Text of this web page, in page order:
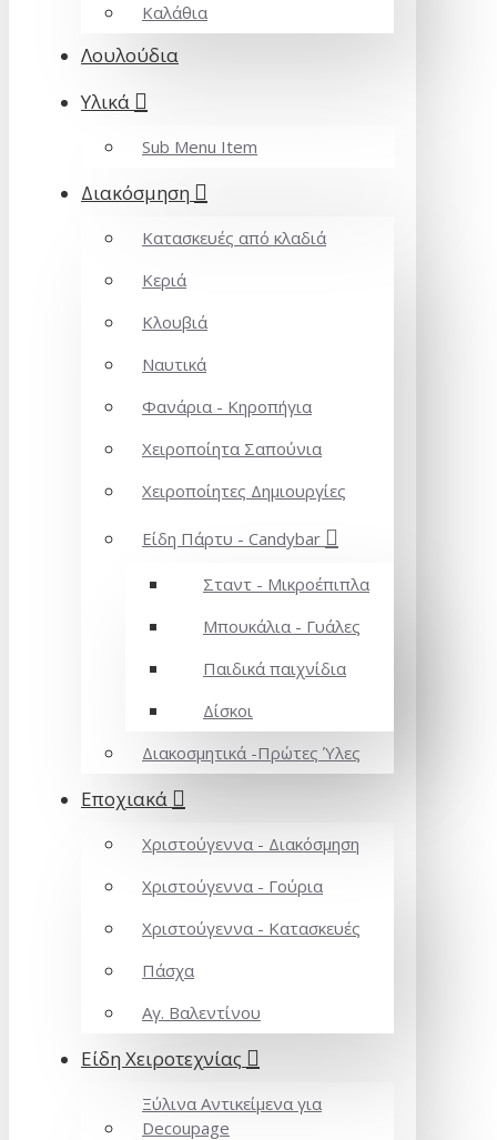
Καλάθια
Λουλούδια
Υλικά
Sub Menu Item
Διακόσμηση
Κατασκευές από κλαδιά
Κεριά
Κλουβιά
Ναυτικά
Φανάρια - Κηροπήγια
Χειροποίητα Σαπούνια
Χειροποίητες Δημιουργίες
Είδη Πάρτυ - Candybar
Σταντ - Μικροέπιπλα
Μπουκάλια - Γυάλες
Παιδικά παιχνίδια
Δίσκοι
Διακοσμητικά -Πρώτες Ύλες
Εποχιακά
Χριστούγεννα - Διακόσμηση
Χριστούγεννα - Γούρια
Χριστούγεννα - Κατασκευές
Πάσχα
Αγ. Βαλεντίνου
Είδη Χειροτεχνίας
Ξύλινα Αντικείμενα για
Decoupage